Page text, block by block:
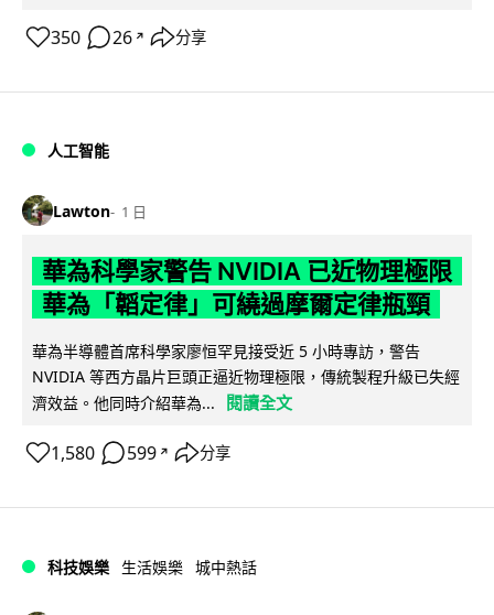
350 26 ↗ 分享
人工智能
Lawton 1 日
華為科學家警告 NVIDIA 已近物理極限
華為「韜定律」可繞過摩爾定律瓶頸
華為半導體首席科學家廖恒罕見接受近 5 小時專訪，警告
NVIDIA 等西方晶片巨頭正逼近物理極限，傳統製程升級已失經
濟效益。他同時介紹華為...
閱讀全文
1,580 599 ↗ 分享
科技娛樂 生活娛樂 城中熱話